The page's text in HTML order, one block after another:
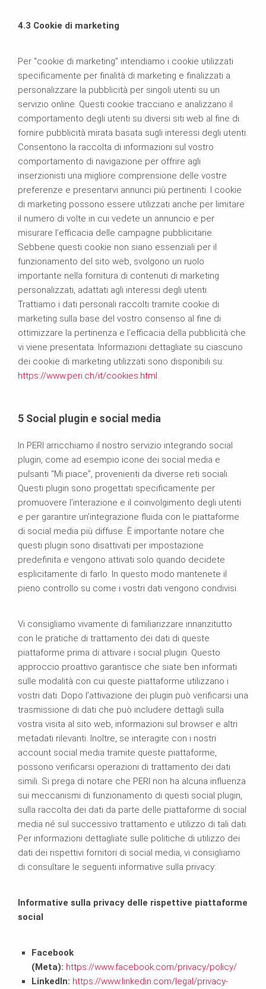
4.3 Cookie di marketing
Per “cookie di marketing” intendiamo i cookie utilizzati
specificamente per finalità di marketing e finalizzati a
personalizzare la pubblicità per singoli utenti su un
servizio online. Questi cookie tracciano e analizzano il
comportamento degli utenti su diversi siti web al fine di
fornire pubblicità mirata basata sugli interessi degli utenti.
Consentono la raccolta di informazioni sul vostro
comportamento di navigazione per offrire agli
inserzionisti una migliore comprensione delle vostre
preferenze e presentarvi annunci più pertinenti. I cookie
di marketing possono essere utilizzati anche per limitare
il numero di volte in cui vedete un annuncio e per
misurare l’efficacia delle campagne pubblicitarie.
Sebbene questi cookie non siano essenziali per il
funzionamento del sito web, svolgono un ruolo
importante nella fornitura di contenuti di marketing
personalizzati, adattati agli interessi degli utenti.
Trattiamo i dati personali raccolti tramite cookie di
marketing sulla base del vostro consenso al fine di
ottimizzare la pertinenza e l’efficacia della pubblicità che
vi viene presentata. Informazioni dettagliate su ciascuno
dei cookie di marketing utilizzati sono disponibili su:
https://www.peri.ch/it/cookies.html.
5 Social plugin e social media
In PERI arricchiamo il nostro servizio integrando social
plugin, come ad esempio icone dei social media e
pulsanti “Mi piace”, provenienti da diverse reti sociali.
Questi plugin sono progettati specificamente per
promuovere l’interazione e il coinvolgimento degli utenti
e per garantire un’integrazione fluida con le piattaforme
di social media più diffuse. È importante notare che
questi plugin sono disattivati per impostazione
predefinita e vengono attivati solo quando decidete
esplicitamente di farlo. In questo modo mantenete il
pieno controllo su come i vostri dati vengono condivisi.
Vi consigliamo vivamente di familiarizzare innanzitutto
con le pratiche di trattamento dei dati di queste
piattaforme prima di attivare i social plugin. Questo
approccio proattivo garantisce che siate ben informati
sulle modalità con cui queste piattaforme utilizzano i
vostri dati. Dopo l’attivazione dei plugin può verificarsi una
trasmissione di dati che può includere dettagli sulla
vostra visita al sito web, informazioni sul browser e altri
metadati rilevanti. Inoltre, se interagite con i nostri
account social media tramite queste piattaforme,
possono verificarsi operazioni di trattamento dei dati
simili. Si prega di notare che PERI non ha alcuna influenza
sui meccanismi di funzionamento di questi social plugin,
sulla raccolta dei dati da parte delle piattaforme di social
media né sul successivo trattamento e utilizzo di tali dati.
Per informazioni dettagliate sulle politiche di utilizzo dei
dati dei rispettivi fornitori di social media, vi consigliamo
di consultare le seguenti informative sulla privacy:
Informative sulla privacy delle rispettive piattaforme
social
Facebook
(Meta): https://www.facebook.com/privacy/policy/
LinkedIn: https://www.linkedin.com/legal/privacy-